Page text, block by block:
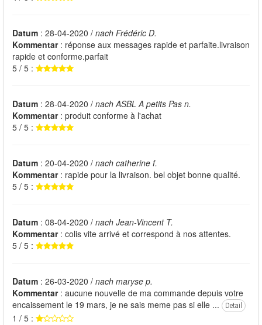
Datum : 28-04-2020 / nach Frédéric D.
Kommentar: réponse aux messages rapide et parfaite.livraison
rapide et conforme.parfait
5 / 5 :
Datum : 28-04-2020 / nach ASBL A petits Pas n.
Kommentar: produit conforme à l'achat
5 / 5 :
Datum : 20-04-2020 / nach catherine f.
Kommentar: rapide pour la livraison. bel objet bonne qualité.
5 / 5 :
Datum : 08-04-2020 / nach Jean-Vincent T.
Kommentar: colis vite arrivé et correspond à nos attentes.
5 / 5 :
Datum : 26-03-2020 / nach maryse p.
Kommentar: aucune nouvelle de ma commande depuis votre
encaissement le 19 mars, je ne sais meme pas si elle ...
Detail
1 / 5 :